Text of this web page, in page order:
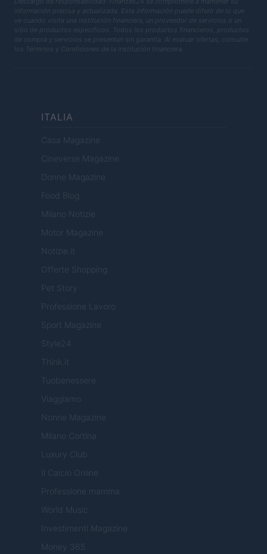
información precisa y actualizada. Esta información puede diferir de lo que
ve cuando visita una institución financiera, un proveedor de servicios o un
sitio de productos específicos. Todos los productos financieros, productos
de compra y servicios se presentan sin garantía. Al evaluar ofertas, consulte
los Términos y Condiciones de la institución financiera.
ITALIA
Casa Magazine
Cineverse Magazine
Donne Magazine
Food Blog
Milano Notizie
Motor Magazine
Notizie.it
Offerte Shopping
Pet Story
Professione Lavoro
Sport Magazine
Style24
Think.it
Tuobenessere
Viaggiamo
Nonne Magazine
Milano Cortina
Luxury Club
Il Calcio Online
Professione mamma
World Music
Investimenti Magazine
Money 365